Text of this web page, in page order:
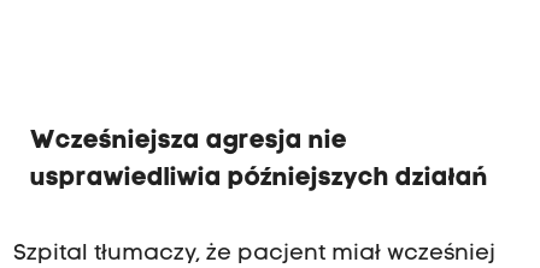
Wcześniejsza agresja nie
usprawiedliwia późniejszych działań
Szpital tłumaczy, że pacjent miał wcześniej